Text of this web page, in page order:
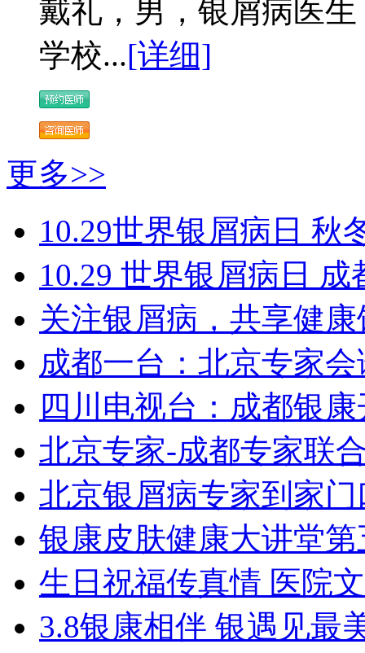
戴礼，男，银屑病医
学校...[详细]
更多>>
10.29世界银屑病日 秋
10.29 世界银屑病日
关注银屑病，共享健
成都一台：北京专家
四川电视台：成都银
北京专家-成都专家联
北京银屑病专家到家门
银康皮肤健康大讲堂第
生日祝福传真情 医院
3.8银康相伴 银遇见最